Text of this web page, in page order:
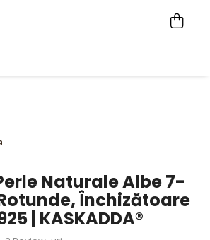
Naturale Albe 7-
Închizătoare
| KASKADDA®